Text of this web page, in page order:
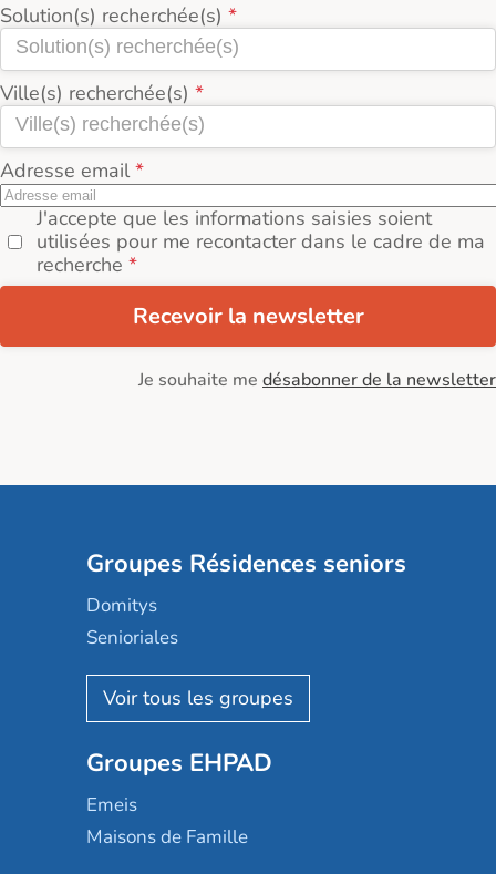
Solution(s) recherchée(s)
Ville(s) recherchée(s)
Adresse email
J'accepte que les informations saisies soient
utilisées pour me recontacter dans le cadre de ma
recherche
Recevoir la newsletter
Je souhaite me désabonner de la newsletter
Groupes Résidences seniors
Domitys
Senioriales
Nohée
Les Résidentiels
Mobicap
Domusvi
Happy Senior
Groupes EHPAD
Emeis
Maisons de Famille